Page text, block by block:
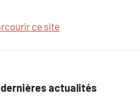
ce site
actualités